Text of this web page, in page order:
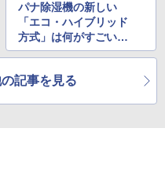
パナ除湿機の新しい
「エコ・ハイブリッド
方式」は何がすごい
の?
の記事を見る